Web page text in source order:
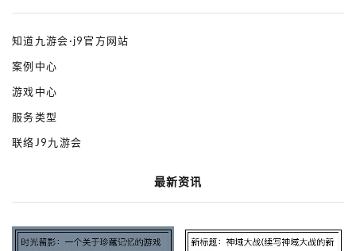
知道九游会·j9官方网站
案例中心
游戏中心
服务类型
联络J9九游会
最新资讯